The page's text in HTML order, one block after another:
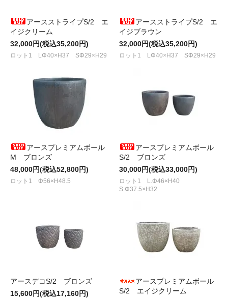
アースストライプS/2 エ
イジクリーム
32,000円(税込35,200円)
ロット1 LΦ40×H37 SΦ29×H29
アースストライプS/2 エ
イジブラウン
32,000円(税込35,200円)
ロット1 LΦ40×H37 SΦ29×H29
アースプレミアムボール
M ブロンズ
48,000円(税込52,800円)
ロット1 Φ56×H48.5
アースプレミアムボール
S/2 ブロンズ
30,000円(税込33,000円)
ロット1 L.Φ46×H40
S.Φ37.5×H32
アースデコS/2 ブロンズ
15,600円(税込17,160円)
アースプレミアムボール
S/2 エイジクリーム